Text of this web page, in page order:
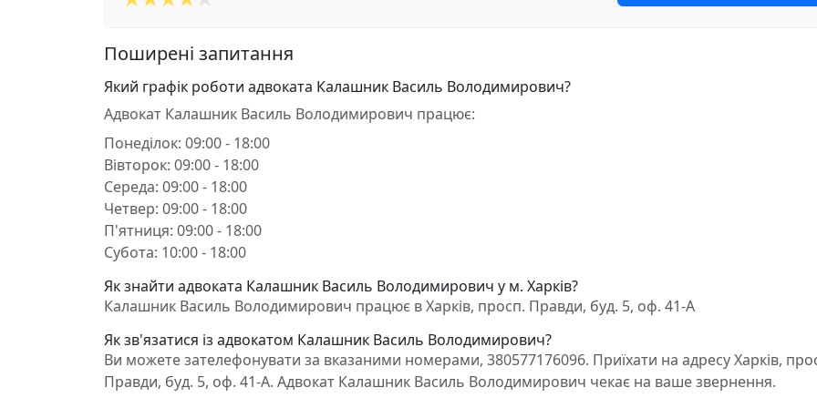
Поширені запитання
Який графік роботи адвоката Калашник Василь Володимирович?
Адвокат Калашник Василь Володимирович працює:
Понеділок: 09:00 - 18:00
Вівторок: 09:00 - 18:00
Середа: 09:00 - 18:00
Четвер: 09:00 - 18:00
П'ятниця: 09:00 - 18:00
Субота: 10:00 - 18:00
Як знайти адвоката Калашник Василь Володимирович у м. Харків?
Калашник Василь Володимирович працює в Харків, просп. Правди, буд. 5, оф. 41-А
Як зв'язатися із адвокатом Калашник Василь Володимирович?
Ви можете зателефонувати за вказаними номерами, 380577176096. Приїхати на адресу Харків,
Правди, буд. 5, оф. 41-А. Адвокат Калашник Василь Володимирович чекає на ваше звернення.